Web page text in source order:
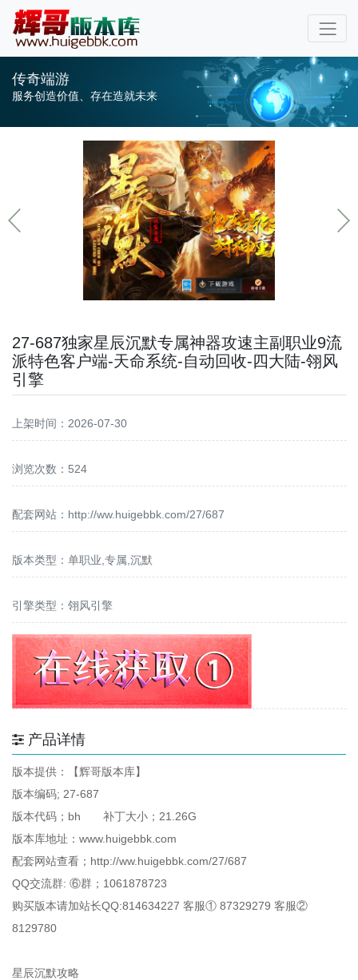
传奇端游
服务创造价值、存在造就未来
27-687独家星辰沉默专属神器攻速主副职业9流
派特色客户端-天命系统-自动回收-四大陆-翎风
引擎
上架时间：2026-07-30
浏览次数：524
配套网站： http://ww.huigebbk.com/27/687
版本类型：单职业,专属,沉默
引擎类型：翎风引擎
产品详情
版本提供：【辉哥版本库】
版本编码; 27-687
版本代码；bh 补丁大小；21.26G
版本库地址：www.huigebbk.com
配套网站查看；http://ww.huigebbk.com/27/687
QQ交流群: ⑥群；1061878723
购买版本请加站长QQ:814634227 客服① 87329279 客服②
8129780
星辰沉默攻略